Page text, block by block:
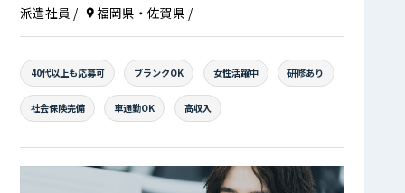
派遣社員 / 福岡県・佐賀県 /
40代以上も応募可 ブランクOK 女性活躍中 研修あり
社会保険完備 車通勤OK 高収入